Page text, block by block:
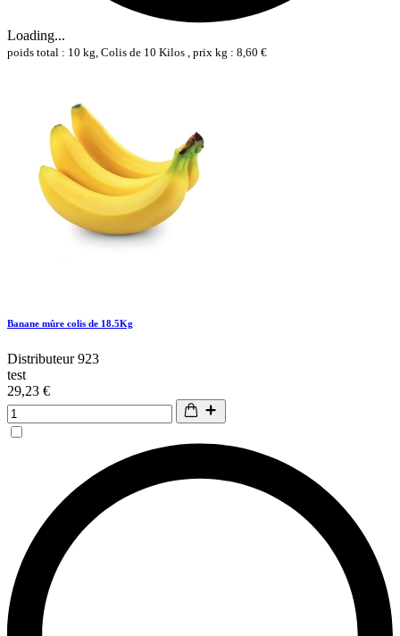
Loading...
poids total : 10 kg, Colis de 10 Kilos , prix kg : 8,60 €
Banane mûre colis de 18.5Kg
Distributeur 923
test
29,23 €